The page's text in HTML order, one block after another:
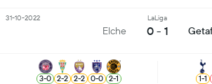
Elche
LaLiga
0 - 1
31-10-2022
3-0 2-2 2-2 0-0 2-1 1-1